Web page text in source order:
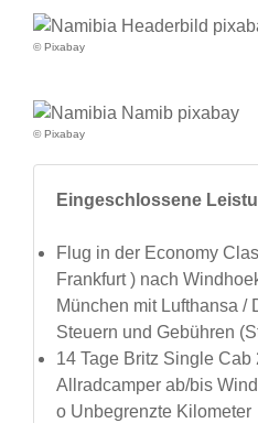
© Pixabay
© Pixabay
Eingeschlossene
Flug in der Economy
Frankfurt ) nach
München mit Lufthansa /
Steuern und Gebühren
14 Tage Britz Single Cab
Allradcamper ab/bis
o Unbegrenzte Kilometer